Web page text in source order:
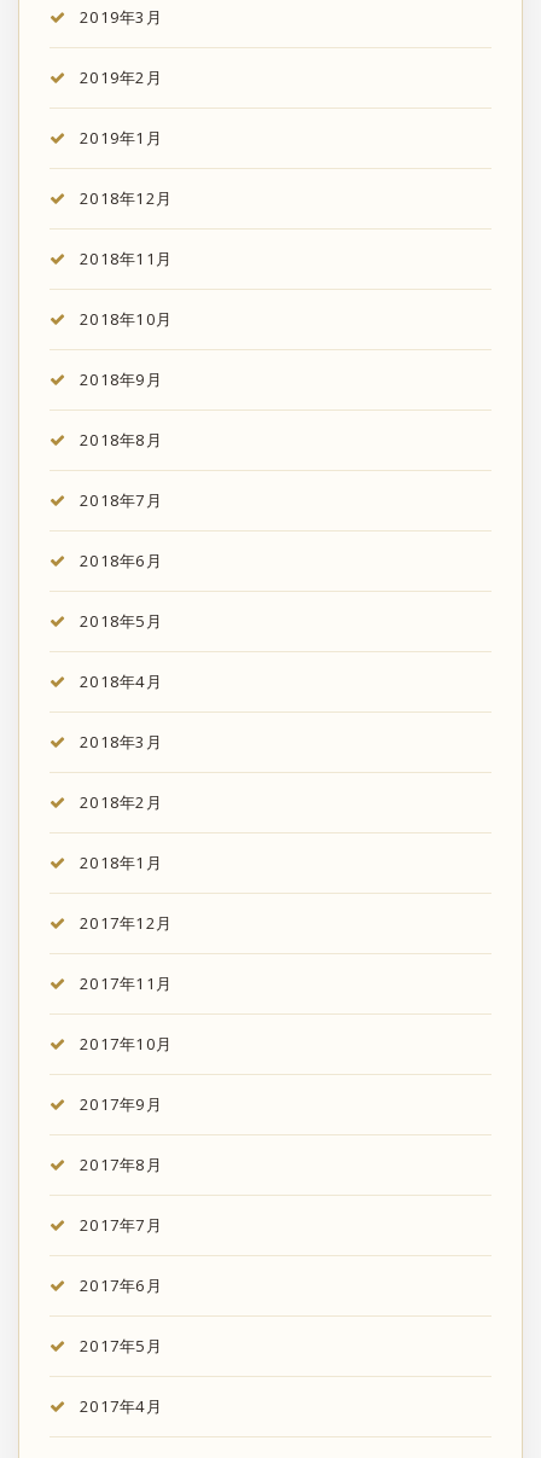
2019年3月
2019年2月
2019年1月
2018年12月
2018年11月
2018年10月
2018年9月
2018年8月
2018年7月
2018年6月
2018年5月
2018年4月
2018年3月
2018年2月
2018年1月
2017年12月
2017年11月
2017年10月
2017年9月
2017年8月
2017年7月
2017年6月
2017年5月
2017年4月